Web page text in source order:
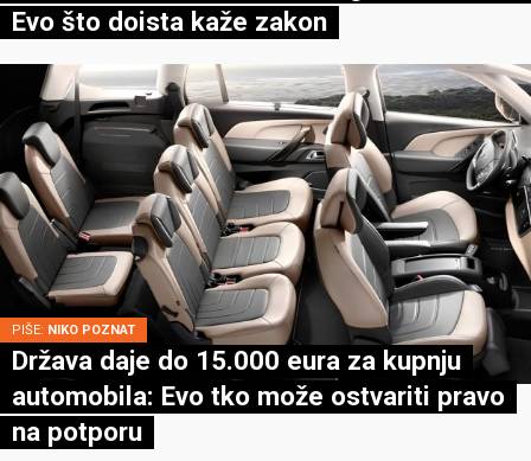
Evo što doista kaže zakon
PIŠE: NIKO POZNAT
Država daje do 15.000 eura za kupnju
automobila: Evo tko može ostvariti pravo
na potporu